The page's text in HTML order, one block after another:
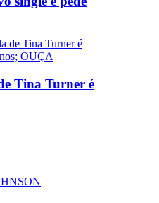
Tina Turner é